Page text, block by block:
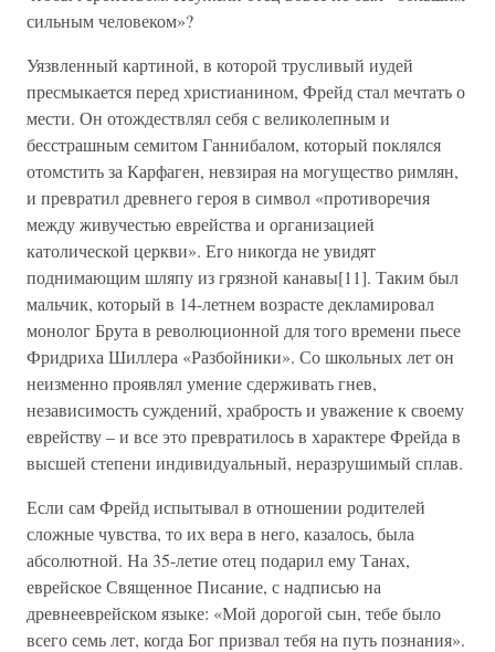
сильным человеком»?
Уязвленный картиной, в которой трусливый иудей
пресмыкается перед христианином, Фрейд стал мечтать о
мести. Он отождествлял себя с великолепным и
бесстрашным семитом Ганнибалом, который поклялся
отомстить за Карфаген, невзирая на могущество римлян,
и превратил древнего героя в символ «противоречия
между живучестью еврейства и организацией
католической церкви». Его никогда не увидят
поднимающим шляпу из грязной канавы[11]. Таким был
мальчик, который в 14-летнем возрасте декламировал
монолог Брута в революционной для того времени пьесе
Фридриха Шиллера «Разбойники». Со школьных лет он
неизменно проявлял умение сдерживать гнев,
независимость суждений, храбрость и уважение к своему
еврейству – и все это превратилось в характере Фрейда в
высшей степени индивидуальный, неразрушимый сплав.
Если сам Фрейд испытывал в отношении родителей
сложные чувства, то их вера в него, казалось, была
абсолютной. На 35-летие отец подарил ему Танах,
еврейское Священное Писание, с надписью на
древнееврейском языке: «Мой дорогой сын, тебе было
всего семь лет, когда Бог призвал тебя на путь познания».